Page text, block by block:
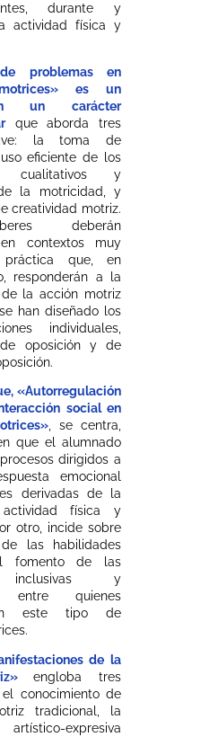
durante y
actividad física y
problemas en
es un
un carácter
que aborda tres
la toma de
eficiente de los
cualitativos y
la motricidad, y
creatividad motriz.
deberán
contextos muy
que, en
responderán a la
la acción motriz
han diseñado los
individuales,
de oposición y de
«Autorregulación
social en
, se centra,
que el alumnado
dirigidos a
emocional
derivadas de la
física y
otro, incide sobre
las habilidades
fomento de las
inclusivas y
entre quienes
este tipo de
de la
engloba tres
el conocimiento de
tradicional, la
expresiva